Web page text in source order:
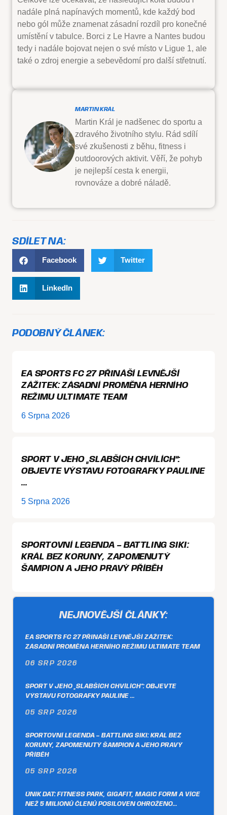
nadále plná napínavých momentů, kde každý bod
nebo gól může znamenat zásadní rozdíl pro konečné
umístění v tabulce. Borci z Le Havre a Nantes budou
tedy i nadále bojovat nejen o své místo v Ligue 1, ale
také o zdroj energie a sebevědomí pro další střetnutí.
MARTIN KRÁL
Martin Král je nadšenec do sportu a
zdravého životního stylu. Rád sdílí
své zkušenosti z běhu, fitness i
outdoorových aktivit. Věří, že pohyb
je nejlepší cesta k energii,
rovnováze a dobré náladě.
SDÍLET NA:
Facebook Twitter
LinkedIn
PODOBNÝ ČLÁNEK:
EA SPORTS FC 27 PŘINÁŠÍ LEVNĚJŠÍ
ZÁŽITEK: ZÁSADNÍ PROMĚNA HERNÍHO
REŽIMU ULTIMATE TEAM
6 Srpna 2026
SPORT V JEHO „SLABŠÍCH CHVÍLÍCH“:
OBJEVTE VÝSTAVU FOTOGRAFKY PAULINE
…
5 Srpna 2026
SPORTOVNÍ LEGENDA – BATTLING SIKI:
KRÁL BEZ KORUNY, ZAPOMENUTÝ
ŠAMPION A JEHO PRAVÝ PŘÍBĚH
NEJNOVĚJŠÍ ČLÁNKY:
EA SPORTS FC 27 PŘINÁŠÍ LEVNĚJŠÍ ZÁŽITEK:
ZÁSADNÍ PROMĚNA HERNÍHO REŽIMU ULTIMATE TEAM
06 SRP 2026
SPORT V JEHO „SLABŠÍCH CHVÍLÍCH“: OBJEVTE
VÝSTAVU FOTOGRAFKY PAULINE …
05 SRP 2026
SPORTOVNÍ LEGENDA – BATTLING SIKI: KRÁL BEZ
KORUNY, ZAPOMENUTÝ ŠAMPION A JEHO PRAVÝ
PŘÍBĚH
05 SRP 2026
ÚNIK DAT: FITNESS PARK, GIGAFIT, MAGIC FORM A VÍCE
NEŽ 5 MILIONŮ ČLENŮ POSILOVEN OHROŽENO…